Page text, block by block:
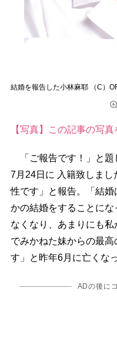
結婚を報告した小林麻耶 （C）
【写真】この記事の写真
「ご報告です！」と題
7月24日に 入籍致しまし
性です」と報告。「結
かの結婚をすることに
なくなり、あまりにも
でみかねた妹からの最
す」と昨年6月に亡くな
ADの後に